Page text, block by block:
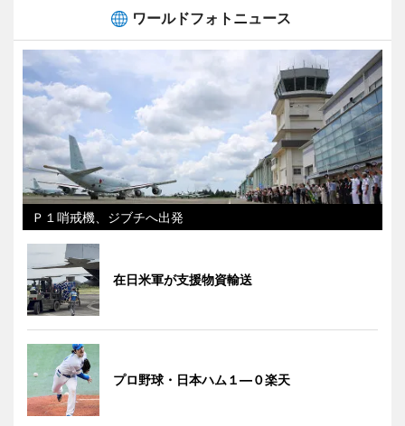
ワールドフォトニュース
Ｐ１哨戒機、ジブチへ出発
在日米軍が支援物資輸送
プロ野球・日本ハム１―０楽天